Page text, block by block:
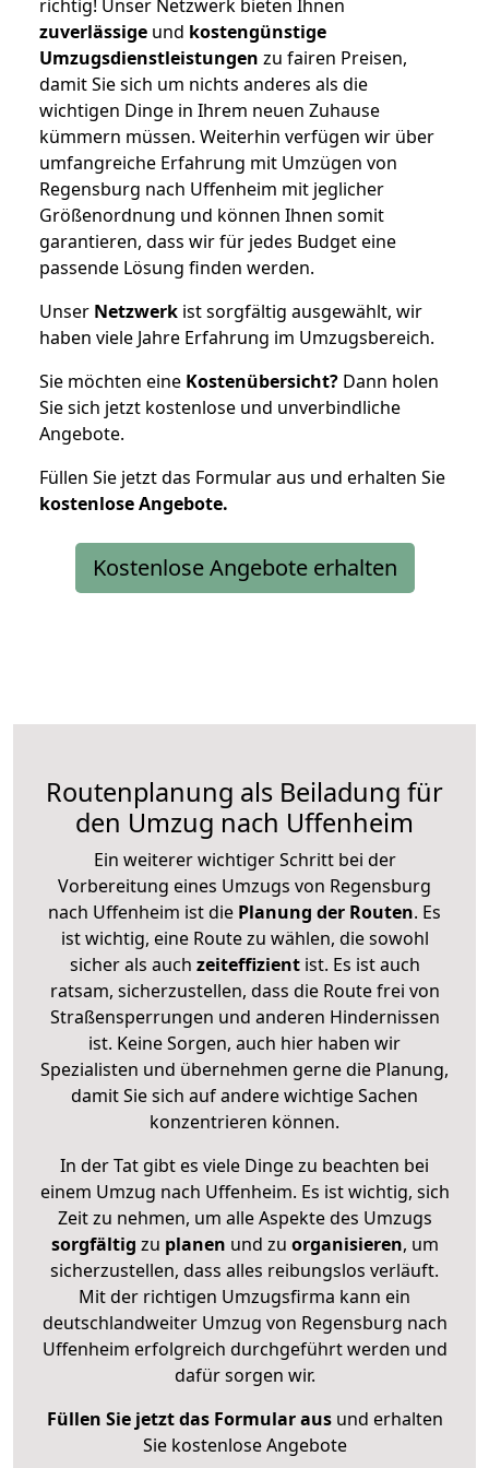
richtig! Unser Netzwerk bieten Ihnen
zuverlässige und kostengünstige
Umzugsdienstleistungen zu fairen Preisen,
damit Sie sich um nichts anderes als die
wichtigen Dinge in Ihrem neuen Zuhause
kümmern müssen. Weiterhin verfügen wir über
umfangreiche Erfahrung mit Umzügen von
Regensburg nach Uffenheim mit jeglicher
Größenordnung und können Ihnen somit
garantieren, dass wir für jedes Budget eine
passende Lösung finden werden.
Unser Netzwerk ist sorgfältig ausgewählt, wir
haben viele Jahre Erfahrung im Umzugsbereich.
Sie möchten eine Kostenübersicht? Dann holen
Sie sich jetzt kostenlose und unverbindliche
Angebote.
Füllen Sie jetzt das Formular aus und erhalten Sie
kostenloseAngebote.
Kostenlose Angebote erhalten
Routenplanung als Beiladung für
den Umzug nach Uffenheim
Ein weiterer wichtiger Schritt bei der
Vorbereitung eines Umzugs von Regensburg
nach Uffenheim ist die Planung der Routen. Es
ist wichtig, eine Route zu wählen, die sowohl
sicher als auch zeiteffizientist. Es ist auch
ratsam, sicherzustellen, dass die Route frei von
Straßensperrungen und anderen Hindernissen
ist. Keine Sorgen, auch hier haben wir
Spezialisten und übernehmen gerne die Planung,
damit Sie sich auf andere wichtige Sachen
konzentrieren können.
In der Tat gibt es viele Dinge zu beachten bei
einem Umzug nach Uffenheim. Es ist wichtig, sich
Zeit zu nehmen, um alle Aspekte des Umzugs
sorgfältig zu planen und zu organisieren, um
sicherzustellen, dass alles reibungslos verläuft.
Mit der richtigen Umzugsfirma kann ein
deutschlandweiter Umzug von Regensburg nach
Uffenheim erfolgreich durchgeführt werden und
dafür sorgen wir.
Füllen Sie jetzt das Formular ausund erhalten
Sie kostenlose Angebote